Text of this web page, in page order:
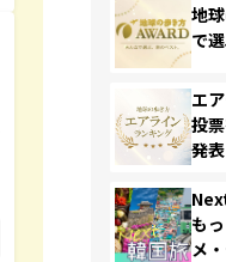
地
で
エ
投
発表
も
メ